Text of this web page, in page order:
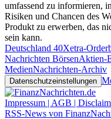
umfassend zu informieren,
Risiken und Chancen des
Produkt zu erwerben, das
sein kann.
Deutschland 40Xetra-
Nachrichten BörsenAktien-
MedienNachrichten-Archiv
Datenschutzeinstellungen
Impressum | AGB |
RSS-News von